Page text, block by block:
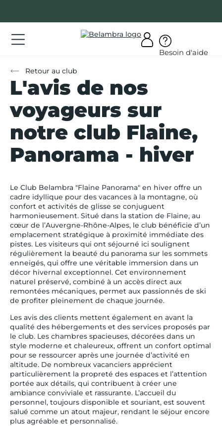
contenu
Besoin d'aide
Retour au club
L'avis de nos
voyageurs sur
notre club Flaine,
Panorama - hiver
Le Club Belambra "Flaine Panorama" en hiver offre un
cadre idyllique pour des vacances à la montagne, où
confort et activités de glisse se conjuguent
harmonieusement. Situé dans la station de Flaine, au
cœur de l’Auvergne-Rhône-Alpes, le club bénéficie d’un
emplacement stratégique à proximité immédiate des
pistes. Les visiteurs qui ont séjourné ici soulignent
régulièrement la beauté du panorama sur les sommets
enneigés, qui offre une véritable immersion dans un
décor hivernal exceptionnel. Cet environnement
naturel préservé, combiné à un accès direct aux
remontées mécaniques, permet aux passionnés de ski
de profiter pleinement de chaque journée.
Les avis des clients mettent également en avant la
qualité des hébergements et des services proposés par
le club. Les chambres spacieuses, décorées dans un
style moderne et chaleureux, offrent un confort optimal
pour se ressourcer après une journée d’activité en
altitude. De nombreux vacanciers apprécient
particulièrement la propreté des espaces et l’attention
portée aux détails, qui contribuent à créer une
ambiance conviviale et rassurante. L’accueil du
personnel, toujours disponible et souriant, est souvent
salué comme un atout majeur, rendant le séjour encore
plus agréable et personnalisé.